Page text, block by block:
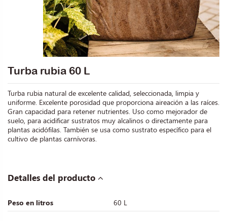
Turba rubia 60 L
Turba rubia natural de excelente calidad, seleccionada, limpia y
uniforme. Excelente porosidad que proporciona aireación a las raíces.
Gran capacidad para retener nutrientes. Uso como mejorador de
suelo, para acidificar sustratos muy alcalinos o directamente para
plantas acidófilas. También se usa como sustrato específico para el
cultivo de plantas carnívoras.
Detalles del producto
Peso en litros 60 L